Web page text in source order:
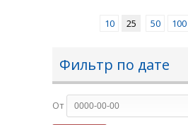
10 25 50 100
Фильтр по дате
От